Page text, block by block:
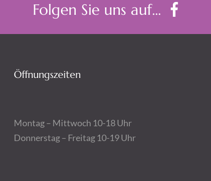
Folgen Sie uns auf...
Öffnungszeiten
Montag – Mittwoch 10-18 Uhr
Donnerstag – Freitag 10-19 Uhr